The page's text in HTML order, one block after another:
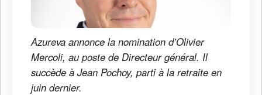
Azureva annonce la nomination d’Olivier
Mercoli, au poste de Directeur général. Il
succède à Jean Pochoy, parti à la retraite en
juin dernier.